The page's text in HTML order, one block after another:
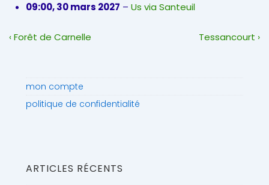
09:00,30 mars 2027 – Us via Santeuil
Navigation
Previous
‹ Forêt de Carnelle
Next
Tessancourt ›
mon compte
politique de confidentialité
ARTICLES RÉCENTS